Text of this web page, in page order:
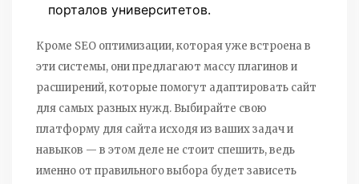
порталов университетов.
Кроме SEO оптимизации, которая уже встроена в
эти системы, они предлагают массу плагинов и
расширений, которые помогут адаптировать сайт
для самых разных нужд. Выбирайте свою
платформу для сайта исходя из ваших задач и
навыков — в этом деле не стоит спешить, ведь
именно от правильного выбора будет зависеть